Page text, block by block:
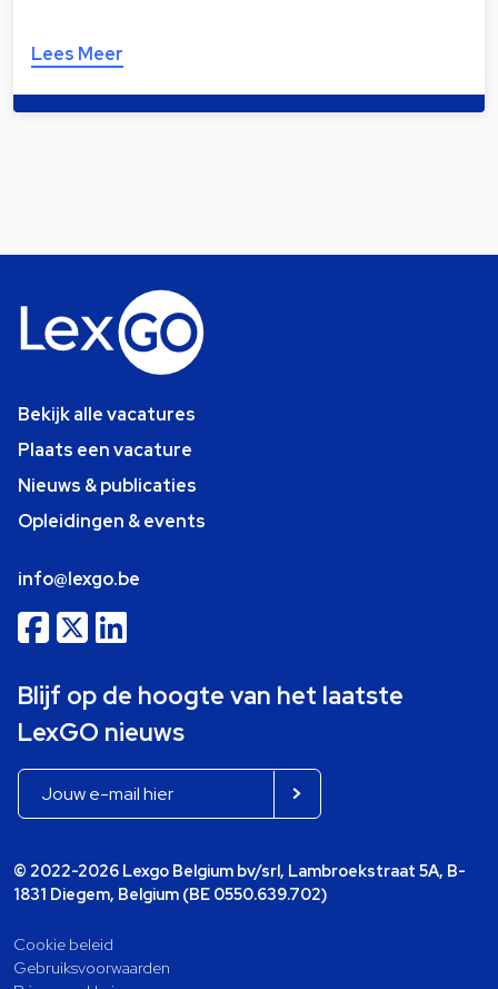
Lees Meer
Bekijk alle vacatures
Plaats een vacature
Nieuws & publicaties
Opleidingen & events
info@lexgo.be
Blijf op de hoogte van het laatste
LexGO nieuws
© 2022-2026 Lexgo Belgium bv/srl, Lambroekstraat 5A, B-
1831 Diegem, Belgium (BE 0550.639.702)
Cookie beleid
Gebruiksvoorwaarden